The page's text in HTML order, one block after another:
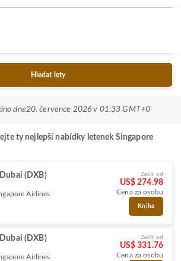
Hledat lety
dne20. července 2026 v 01:33 GMT+0
ty nejlepší nabídky letenek Singapore
Dubai (DXB)
Airlines
Začít od
US$ 274.98
Cena za osobu
Kniha
Dubai (DXB)
Airlines
Začít od
US$ 331.76
Cena za osobu